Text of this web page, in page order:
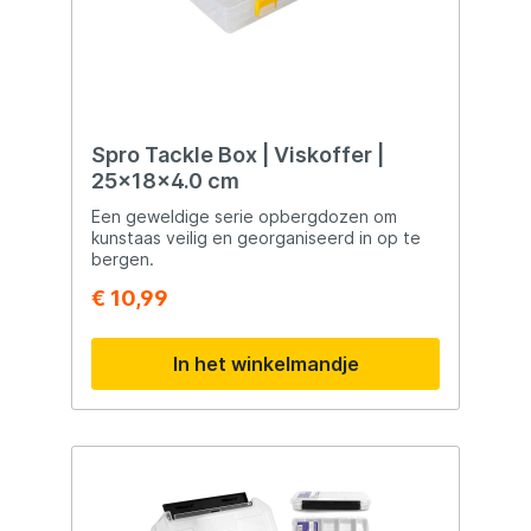
Spro Tackle Box | Viskoffer |
25x18x4.0 cm
Een geweldige serie opbergdozen om
kunstaas veilig en georganiseerd in op te
bergen.
€ 10,99
In het winkelmandje